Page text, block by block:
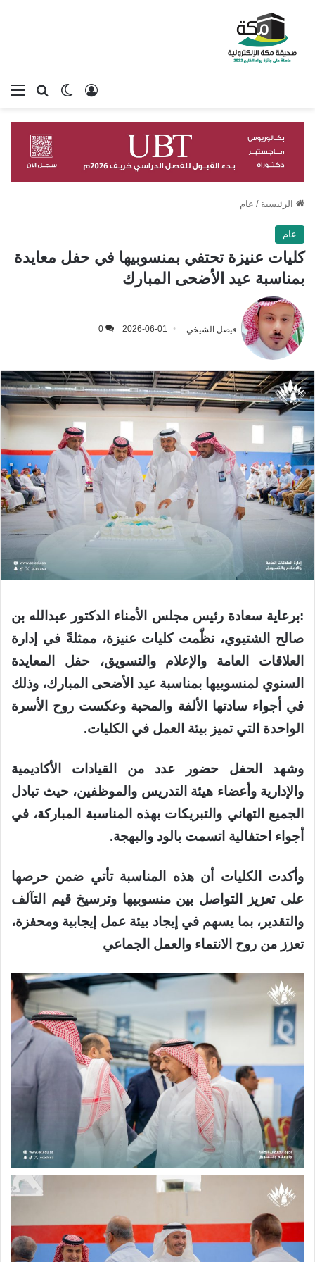
بحثالوضع
تسجيل الدخول
الرئيسية / عام
عام
كليات عنيزة تحتفي بمنسوبيها في حفل معايدة
بمناسبة عيد الأضحى المبارك
فيصل الشيخي 2026-06-01
0
:برعاية سعادة رئيس مجلس الأمناء الدكتور عبدالله بن
صالح الشتيوي، نظّمت كليات عنيزة، ممثلةً في إدارة
العلاقات العامة والإعلام والتسويق، حفل المعايدة
السنوي لمنسوبيها بمناسبة عيد الأضحى المبارك، وذلك
في أجواء سادتها الألفة والمحبة وعكست روح الأسرة
الواحدة التي تميز بيئة العمل في الكليات.
وشهد الحفل حضور عدد من القيادات الأكاديمية
والإدارية وأعضاء هيئة التدريس والموظفين، حيث تبادل
الجميع التهاني والتبريكات بهذه المناسبة المباركة، في
أجواء احتفالية اتسمت بالود والبهجة.
وأكدت الكليات أن هذه المناسبة تأتي ضمن حرصها
على تعزيز التواصل بين منسوبيها وترسيخ قيم التآلف
والتقدير، بما يسهم في إيجاد بيئة عمل إيجابية ومحفزة،
تعزز من روح الانتماء والعمل الجماعي